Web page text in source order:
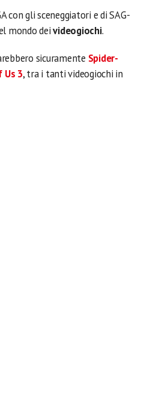
con gli sceneggiatori e di SAG-
mondo deivideogiochi.
sicuramente Spider-
Us 3, tra i tanti videogiochi in